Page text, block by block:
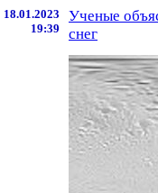
18.01.2023
19:39
Ученые
снег